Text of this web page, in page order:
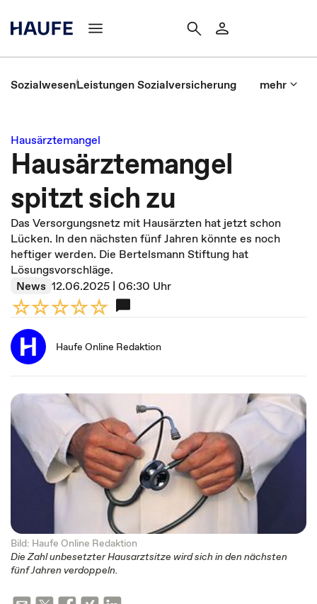
SozialwesenLeistungen Sozialversicherung mehr
Hausärztemangel
Hausärztemangel
spitzt sich zu
Das Versorgungsnetz mit Hausärzten hat jetzt schon
Lücken. In den nächsten fünf Jahren könnte es noch
heftiger werden. Die Bertelsmann Stiftung hat
Lösungsvorschläge.
News 12.06.2025 | 06:30 Uhr
Haufe Online Redaktion
Bild: Haufe Online Redaktion
Die Zahl unbesetzter Hausarztsitze wird sich in den nächsten
fünf Jahren verdoppeln.